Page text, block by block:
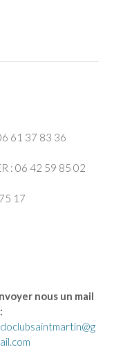
61 37 83 36
: 06 42 59 85 02
17
nous un mail